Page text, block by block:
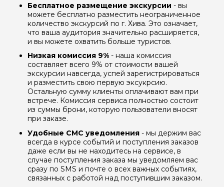
Бесплатное размещение экскурсии - вы
можете бесплатно разместить неограниченное
количество экскурсий по г. Хива. Это означает,
что ваша аудитория значительно расширяется,
и вы можете охватить больше туристов.
Низкая комиссия 9% - наша комиссия
составляет всего 9% от стоимости вашей
экскурсии навсегда, успей зарегистрироваться
и разместить свою первую эксукрсию.
Остальную сумму клиенты оплачивают вам при
встрече. Комиссия сервиса полностью состоит
из суммы брони, которую пользователи вносят
при заказе.
Удобные СМС уведомления - мы держим вас
всегда в курсе событий и поступления заказов
даже если вы не находитесь на сервисе, в
случае поступления заказа мы уведомляем вас
сразу по SMS и почте о всех важных событиях,
связанных с работой над поступившим заказом.